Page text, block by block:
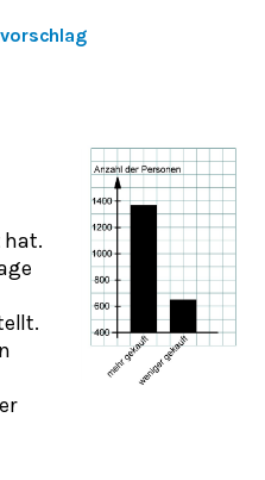
hat.